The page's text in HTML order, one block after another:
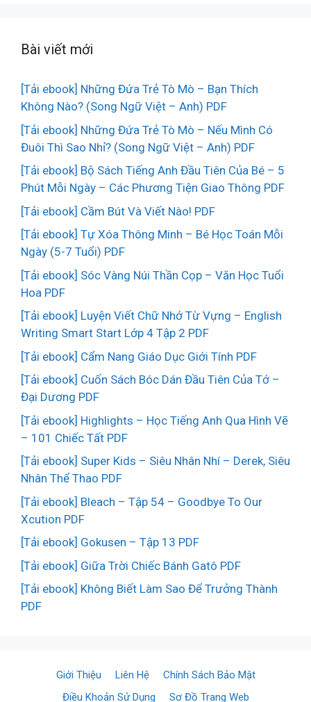
Bài viết mới
[Tải ebook] Những Đứa Trẻ Tò Mò – Bạn Thích
Không Nào? (Song Ngữ Việt – Anh) PDF
[Tải ebook] Những Đứa Trẻ Tò Mò – Nếu Mình Có
Đuôi Thì Sao Nhỉ? (Song Ngữ Việt – Anh) PDF
[Tải ebook] Bộ Sách Tiếng Anh Đầu Tiên Của Bé – 5
Phút Mỗi Ngày – Các Phương Tiện Giao Thông PDF
[Tải ebook] Cầm Bút Và Viết Nào! PDF
[Tải ebook] Tự Xóa Thông Minh – Bé Học Toán Mỗi
Ngày (5-7 Tuổi) PDF
[Tải ebook] Sóc Vàng Núi Thần Cọp – Văn Học Tuổi
Hoa PDF
[Tải ebook] Luyện Viết Chữ Nhớ Từ Vựng – English
Writing Smart Start Lớp 4 Tập 2 PDF
[Tải ebook] Cẩm Nang Giáo Dục Giới Tính PDF
[Tải ebook] Cuốn Sách Bóc Dán Đầu Tiên Của Tớ –
Đại Dương PDF
[Tải ebook] Highlights – Học Tiếng Anh Qua Hình Vẽ
– 101 Chiếc Tất PDF
[Tải ebook] Super Kids – Siêu Nhân Nhí – Derek, Siêu
Nhân Thể Thao PDF
[Tải ebook] Bleach – Tập 54 – Goodbye To Our
Xcution PDF
[Tải ebook] Gokusen – Tập 13 PDF
[Tải ebook] Giữa Trời Chiếc Bánh Gatô PDF
[Tải ebook] Không Biết Làm Sao Để Trưởng Thành
PDF
Giới Thiệu Liên Hệ
Chính Sách Bảo Mật
Điều Khoản Sử Dụng
Sơ Đồ Trang Web